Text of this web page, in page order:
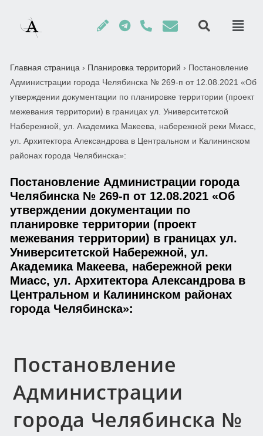
Главная страница › Планировка территорий › Постановление
Администрации города Челябинска № 269-п от 12.08.2021 «Об
утверждении документации по планировке территории (проект
межевания территории) в границах ул. Университетской
Набережной, ул. Академика Макеева, набережной реки Миасс,
ул. Архитектора Александрова в Центральном и Калининском
районах города Челябинска»:
Постановление Администрации города
Челябинска № 269-п от 12.08.2021 «Об
утверждении документации по
планировке территории (проект
межевания территории) в границах ул.
Университетской Набережной, ул.
Академика Макеева, набережной реки
Миасс, ул. Архитектора Александрова в
Центральном и Калининском районах
города Челябинска»:
Постановление
Администрации
города Челябинска №